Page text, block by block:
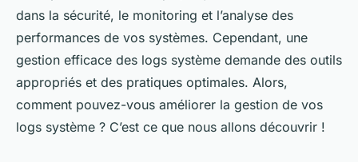
dans la sécurité, le monitoring et l’analyse des
performances de vos systèmes. Cependant, une
gestion efficace des logs système demande des outils
appropriés et des pratiques optimales. Alors,
comment pouvez-vous améliorer la gestion de vos
logs système ? C’est ce que nous allons découvrir !